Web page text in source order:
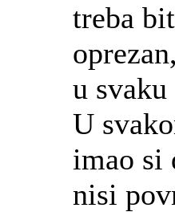
treba
u svaku
U
imao si
nisi